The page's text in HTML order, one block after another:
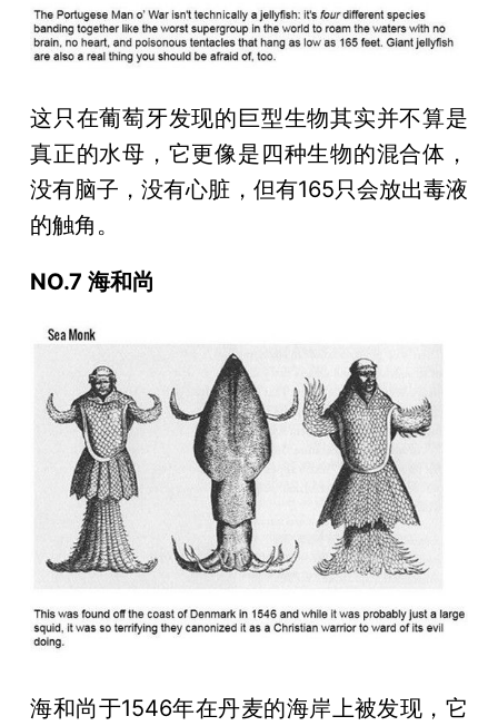
这只在葡萄牙发现的巨型生物其实并不算是
真正的水母，它更像是四种生物的混合体，
没有脑子，没有心脏，但有165只会放出毒液
的触角。
NO.7 海和尚
海和尚于1546年在丹麦的海岸上被发现，它